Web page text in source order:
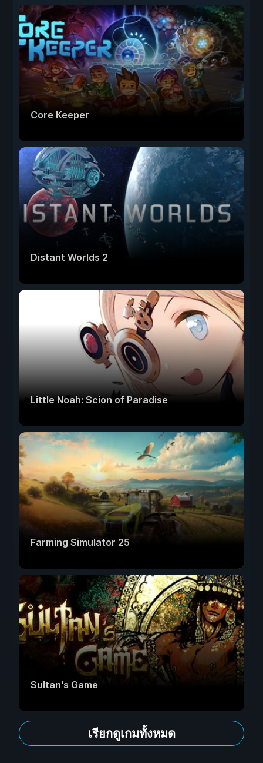
Core Keeper
Distant Worlds 2
Little Noah: Scion of Paradise
Farming Simulator 25
Sultan's Game
เรียกดูเกมทั้งหมด